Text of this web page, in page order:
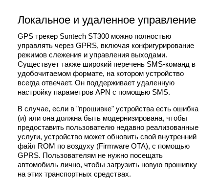
Локальное и удаленное управление
GPS трекер Suntech ST300 можно полностью
управлять через GPRS, включая конфигурирование
режимов слежения и управления выходами.
Существует также широкий перечень SMS-команд в
удобочитаемом формате, на котором устройство
всегда отвечает. Он поддерживает удаленную
настройку параметров APN с помощью SMS.
В случае, если в "прошивке" устройства есть ошибка
(и) или она должна быть модернизирована, чтобы
предоставить пользователю недавно реализованные
услуги, устройство может обновить свой внутренний
файл ROM по воздуху (Firmware OTA), с помощью
GPRS. Пользователям не нужно посещать
автомобиль лично, чтобы загрузить новую прошивку
на этих транспортных средствах.